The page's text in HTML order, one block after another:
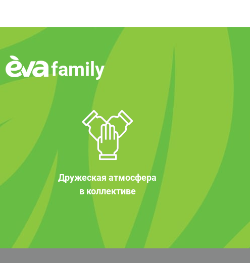
family
Дружеская атмосфера
в коллективе